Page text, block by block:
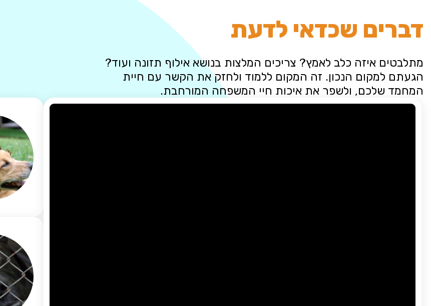
דברים שכדאי לדעת
מתלבטים איזה כלב לאמץ? צריכים המלצות בנושא אילוף תזונה ועוד?
הגעתם למקום הנכון. זה המקום ללמוד ולחזק את הקשר עם חיית
המחמד שלכם, ולשפר את איכות חיי המשפחה המורחבת.